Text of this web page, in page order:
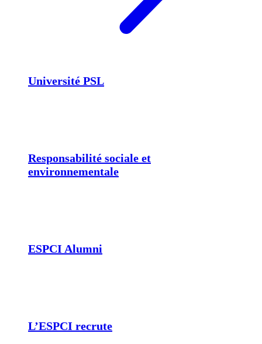
Université PSL
Responsabilité sociale et
environnementale
ESPCI Alumni
L’ESPCI recrute